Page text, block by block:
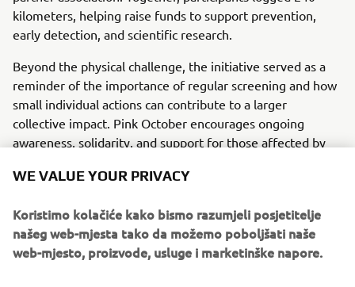
kilometers, helping raise funds to support prevention,
early detection, and scientific research.
Beyond the physical challenge, the initiative served as a
reminder of the importance of regular screening and how
small individual actions can contribute to a larger
collective impact. Pink October encourages ongoing
awareness, solidarity, and support for those affected by
WHAT TO READ NEXT
WE VALUE YOUR PRIVACY
Koristimo kolačiće kako bismo razumjeli posjetitelje
našeg web-mjesta tako da možemo poboljšati naše
web-mjesto, proizvode, usluge i marketinške napore.